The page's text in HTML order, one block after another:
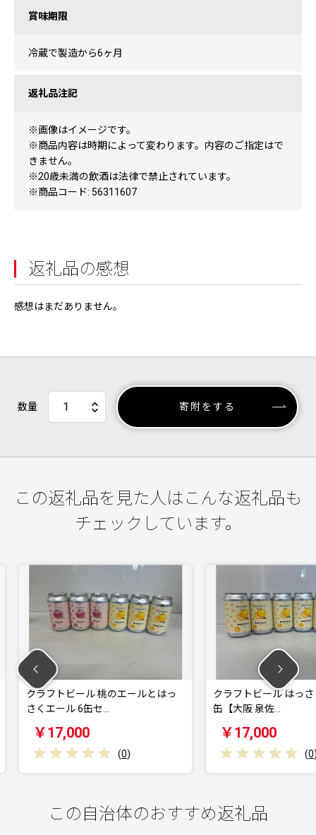
賞味期限
冷蔵で製造から6ヶ月
返礼品注記
※画像はイメージです。
※商品内容は時期によって変わります。内容のご指定はで
きません。
※20歳未満の飲酒は法律で禁止されています。
※商品コード: 56311607
返礼品の感想
感想はまだありません。
数量 寄附をする
この返礼品を見た人はこんな返礼品も
チェックしています。
ールとはっ
クラフトビール はっさくのエール 6
缶【大阪 泉佐…
クラフ
この自治体のおすすめ返礼品